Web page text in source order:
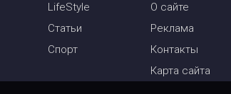
LifeStyle
Статьи
Спорт
О сайте
Реклама
Контакты
Карта сайта